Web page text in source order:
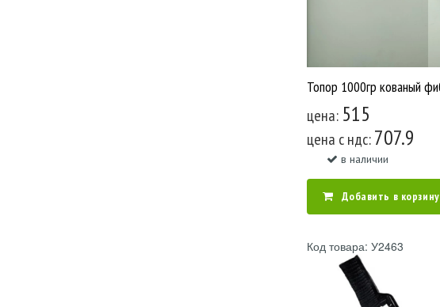
цена: 515
цена c ндс:707.9
в наличии
Добавить в корзину
Код товара: У2463